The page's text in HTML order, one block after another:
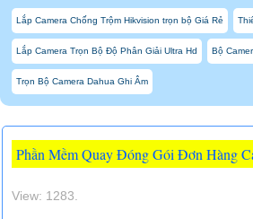
Lắp Camera Chống Trộm Hikvision trọn bộ Giá Rẻ
Lắp Camera Trọn Bộ Độ Phân Giải Ultra Hd Bộ
Trọn Bộ Camera Dahua Ghi Âm
Phần Mềm Quay Đóng Gói Đơn Hàng
View: 1283.